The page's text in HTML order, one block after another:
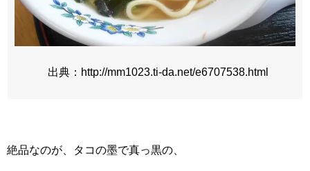
出典：http://mm1023.ti-da.net/e6707538.html
絶品なのが、タコの墨で真っ黒の、